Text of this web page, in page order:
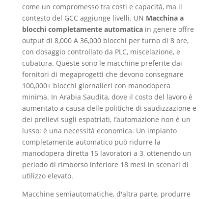
come un compromesso tra costi e capacità, ma il
contesto del GCC aggiunge livelli. UN Macchina a
blocchi completamente automatica in genere offre
output di 8,000 A 36,000 blocchi per turno di 8 ore,
con dosaggio controllato da PLC, miscelazione, e
cubatura. Queste sono le macchine preferite dai
fornitori di megaprogetti che devono consegnare
100,000+ blocchi giornalieri con manodopera
minima. In Arabia Saudita, dove il costo del lavoro è
aumentato a causa delle politiche di saudizzazione e
dei prelievi sugli espatriati, l’automazione non è un
lusso: è una necessità economica. Un impianto
completamente automatico può ridurre la
manodopera diretta 15 lavoratori a 3, ottenendo un
periodo di rimborso inferiore 18 mesi in scenari di
utilizzo elevato.
Macchine semiautomatiche, d'altra parte, produrre